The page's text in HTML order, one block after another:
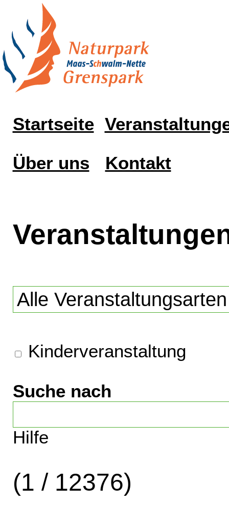
Startseite
Über uns
Kontakt
Kinderveranstaltung
Suche nach
Hilfe
(1 / 12376)